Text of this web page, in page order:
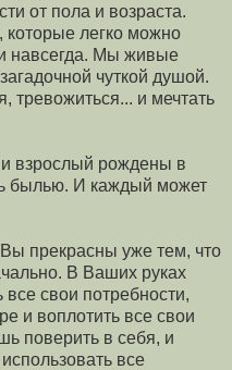
от пола и возраста.
легко можно
навсегда. Мы живые
чуткой душой.
тревожиться... и мечтать
взрослый рождены в
былью. И каждый может
прекрасны уже тем, что
В Ваших руках
все свои потребности,
и воплотить все свои
поверить в себя, и
все